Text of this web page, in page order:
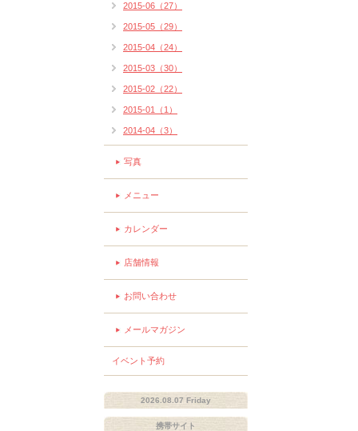
2015-06（27）
2015-05（29）
2015-04（24）
2015-03（30）
2015-02（22）
2015-01（1）
2014-04（3）
写真
メニュー
カレンダー
店舗情報
お問い合わせ
メールマガジン
イベント予約
2026.08.07 Friday
携帯サイト